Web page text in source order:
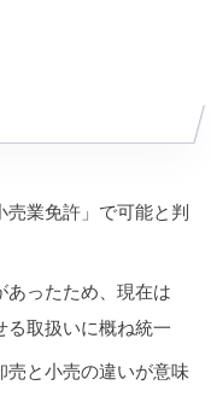
業免許」で可能と判
あったため、現在は
る取扱いに概ね統一
売と小売の違いが意味